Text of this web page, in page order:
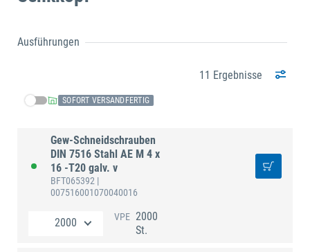
Ausführungen
11 Ergebnisse
SOFORT VERSANDFERTIG
Gew-Schneidschrauben
DIN 7516 Stahl AE M 4 x
16 -T20 galv. v
BFT065392 |
007516001070040016
VPE 2000
St.